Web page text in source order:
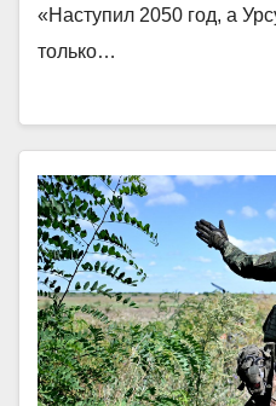
«Наступил 2050 год, а
только…